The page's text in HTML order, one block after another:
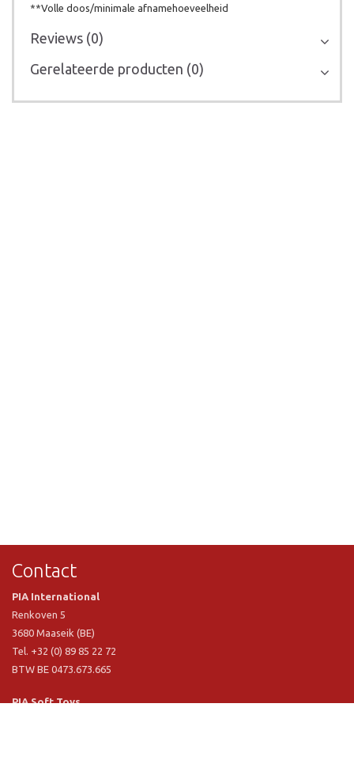
**Volle doos/minimale afnamehoeveelheid
Reviews (0)
Gerelateerde producten (0)
Contact
PIA International
Renkoven 5
3680 Maaseik (BE)
Tel. +32 (0) 89 85 22 72
BTW BE 0473.673.665
PIA Soft Toys